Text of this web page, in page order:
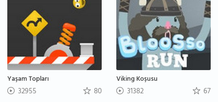
Yaşam Topları
32955 80
Viking Koşusu
31382 67